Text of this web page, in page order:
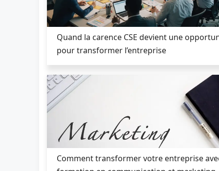
Quand la carence CSE devient une
pour transformer l’entreprise
Comment transformer votre entreprise